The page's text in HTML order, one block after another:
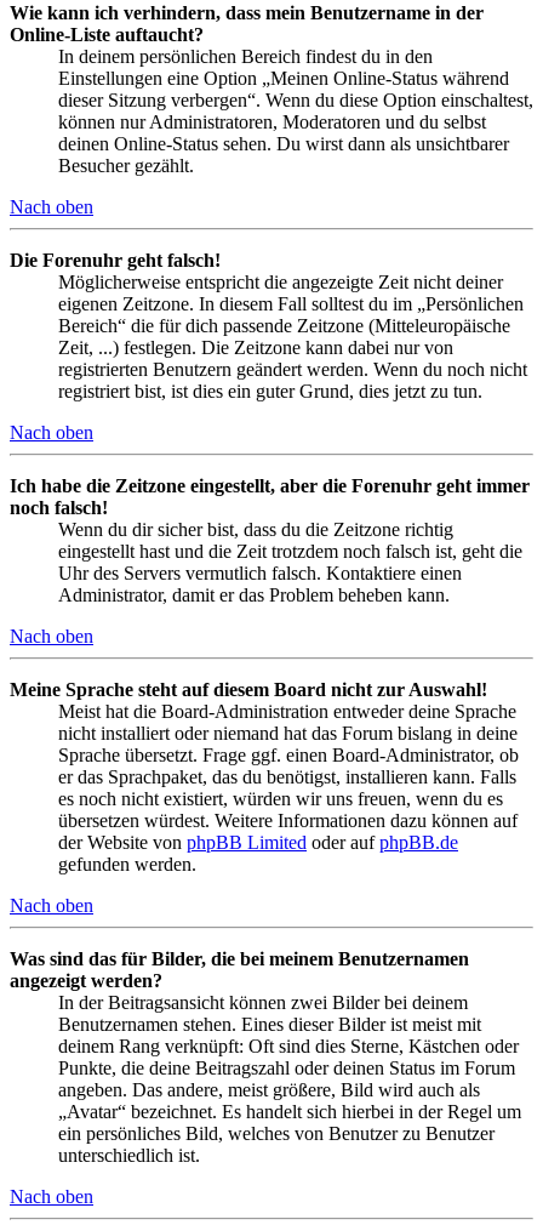
Wie kann ich verhindern, dass mein Benutzername in der
Online-Liste auftaucht?
In deinem persönlichen Bereich findest du in den
Einstellungen eine Option „Meinen Online-Status während
dieser Sitzung verbergen“. Wenn du diese Option einschaltest,
können nur Administratoren, Moderatoren und du selbst
deinen Online-Status sehen. Du wirst dann als unsichtbarer
Besucher gezählt.
Nach oben
Die Forenuhr geht falsch!
Möglicherweise entspricht die angezeigte Zeit nicht deiner
eigenen Zeitzone. In diesem Fall solltest du im „Persönlichen
Bereich“ die für dich passende Zeitzone (Mitteleuropäische
Zeit, ...) festlegen. Die Zeitzone kann dabei nur von
registrierten Benutzern geändert werden. Wenn du noch nicht
registriert bist, ist dies ein guter Grund, dies jetzt zu tun.
Nach oben
Ich habe die Zeitzone eingestellt, aber die Forenuhr geht immer
noch falsch!
Wenn du dir sicher bist, dass du die Zeitzone richtig
eingestellt hast und die Zeit trotzdem noch falsch ist, geht die
Uhr des Servers vermutlich falsch. Kontaktiere einen
Administrator, damit er das Problem beheben kann.
Nach oben
Meine Sprache steht auf diesem Board nicht zur Auswahl!
Meist hat die Board-Administration entweder deine Sprache
nicht installiert oder niemand hat das Forum bislang in deine
Sprache übersetzt. Frage ggf. einen Board-Administrator, ob
er das Sprachpaket, das du benötigst, installieren kann. Falls
es noch nicht existiert, würden wir uns freuen, wenn du es
übersetzen würdest. Weitere Informationen dazu können auf
der Website von phpBB Limited oder aufphpBB.de
gefunden werden.
Nach oben
Was sind das für Bilder, die bei meinem Benutzernamen
angezeigt werden?
In der Beitragsansicht können zwei Bilder bei deinem
Benutzernamen stehen. Eines dieser Bilder ist meist mit
deinem Rang verknüpft: Oft sind dies Sterne, Kästchen oder
Punkte, die deine Beitragszahl oder deinen Status im Forum
angeben. Das andere, meist größere, Bild wird auch als
„Avatar“ bezeichnet. Es handelt sich hierbei in der Regel um
ein persönliches Bild, welches von Benutzer zu Benutzer
unterschiedlich ist.
Nach oben